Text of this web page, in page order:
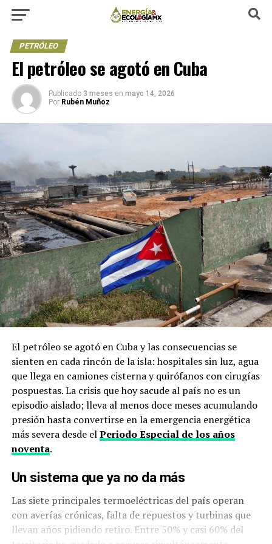
PETRÓLEO
El petróleo se agotó en Cuba
Publicado 3 meses en mayo 14, 2026
Por Rubén Muñoz
El petróleo se agotó en Cuba y las consecuencias se
sienten en cada rincón de la isla: hospitales sin luz, agua
que llega en camiones cisterna y quirófanos con cirugías
pospuestas. La crisis que hoy sacude al país no es un
episodio aislado; lleva al menos doce meses acumulando
presión hasta convertirse en la emergencia energética
más severa desde elPeriodo Especial de los años
noventa.
Un sistema que ya no da más
Las siete principales termoeléctricas del país operan
con averías crónicas, falta de repuestos y turbinas que
llevan años pidiendo retiro. Entre 50% y casi 60% del